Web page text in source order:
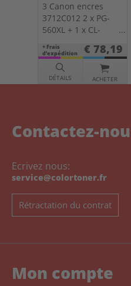
3 Canon encres
3712C012 2 x PG-
560XL + 1 x CL-
561XL Multipack
KCMY + papier
+ Frais
d’expédition
€ 78,19
DÉTAILS ACHETER
Contactez-
Ecrivez nous:
service@colortoner.fr
Rétractation du contrat
Mon compte